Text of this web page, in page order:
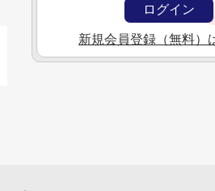
ログイン
新規会員登録（無料）